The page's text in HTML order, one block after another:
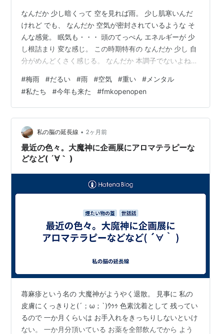
なんだか 少し暗くって 空を見れば雨。 少し肌寒いんだ
けれど でも、 なんだか 空気が密封されているような そ
んな感覚。 眠気も・・・ 頭のてっぺん エネルギーが 少
し根詰まり 変な感じ。 この時期特有の なんだか 少し 自
分がめんどくさく感じる。 なんだか 本調子でないよね
納められない そんな感じがする 何となく 色々なことが
詰まりつつあるような そんな感じ。 好きなところだけ
チョイス出来たらいいのに とか そんなことを思いながら
今日もうつらうつらしたりなんぞ・・・・ なんだか そん
な気分になっちゃうよね まいっちゃうよね( ´∀…
#梅雨 #だるい #雨 #空気 #重い # メンタル
#私たち #今年も来た #fmkopenopen
私の脳の延長線 • 2ヶ月前
最近の色々。大魔神に企画展にアロマテラピーな
どなど( ´∀｀ )
蕁麻疹という名の 大魔神がようやく退散。 見事に 私の
皮膚にくっきりと(´；ω；`)ｳｩｩ 色素沈着として 残ってい
るので 一か月くらいは お手入れをきっちりしないといけ
ない。 一か月分頂いている お薬を全部飲んでから よう